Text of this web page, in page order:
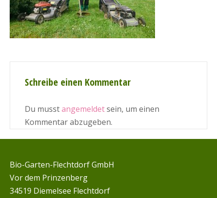
Schreibe einen Kommentar
Du musstangemeldetsein, um einen
Kommentar abzugeben.
Bio-Garten-Flechtdorf GmbH
Vor dem Prinzenberg
34519 Diemelsee Flechtdorf